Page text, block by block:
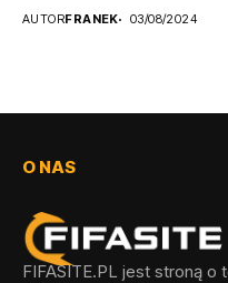
AUTORFRANEK 03/08/2024
O NAS
FIFASITE.PL jest stroną o